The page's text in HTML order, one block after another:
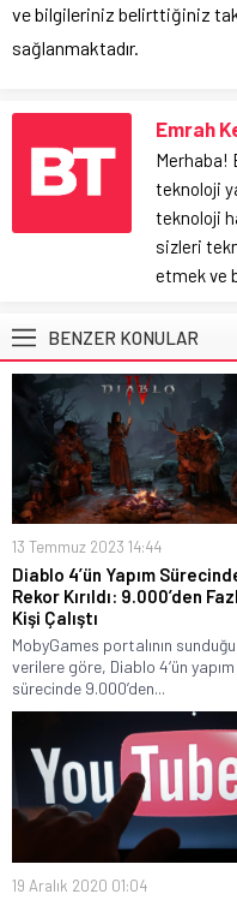
ve bilgileriniz belirttiğiniz
sağlanmaktadır.
Emrah
Merhaba!
teknoloji
teknoloji
sizleri
etmek ve
BENZER KONULAR
13 Temmuz 2023 14:44
Diablo 4’ün Yapım
Rekor Kırıldı: 9.000’den
Kişi Çalıştı
MobyGames portalının sunduğu
verilere göre, Diablo 4‘ün yapım
sürecinde 9.000’den...
19 Aralık 2020 01:04